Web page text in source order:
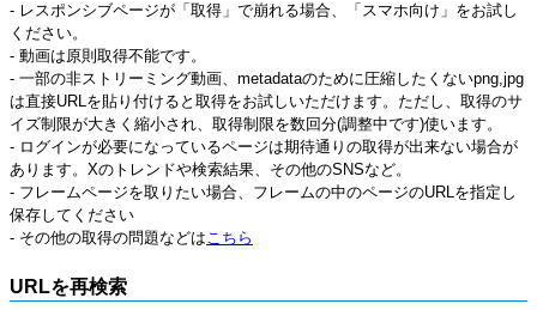
- レスポンシブページが「取得」で崩れる場合、「スマホ向け」をお試し
ください。
- 動画は原則取得不能です。
- 一部の非ストリーミング動画、metadataのために圧縮したくないpng,jpg
は直接URLを貼り付けると取得をお試しいただけます。ただし、取得のサ
イズ制限が大きく縮小され、取得制限を数回分(調整中です)使います。
- ログインが必要になっているページは期待通りの取得が出来ない場合が
あります。Xのトレンドや検索結果、その他のSNSなど。
- フレームページを取りたい場合、フレームの中のページのURLを指定し
保存してください
- その他の取得の問題などはこちら
URLを再検索